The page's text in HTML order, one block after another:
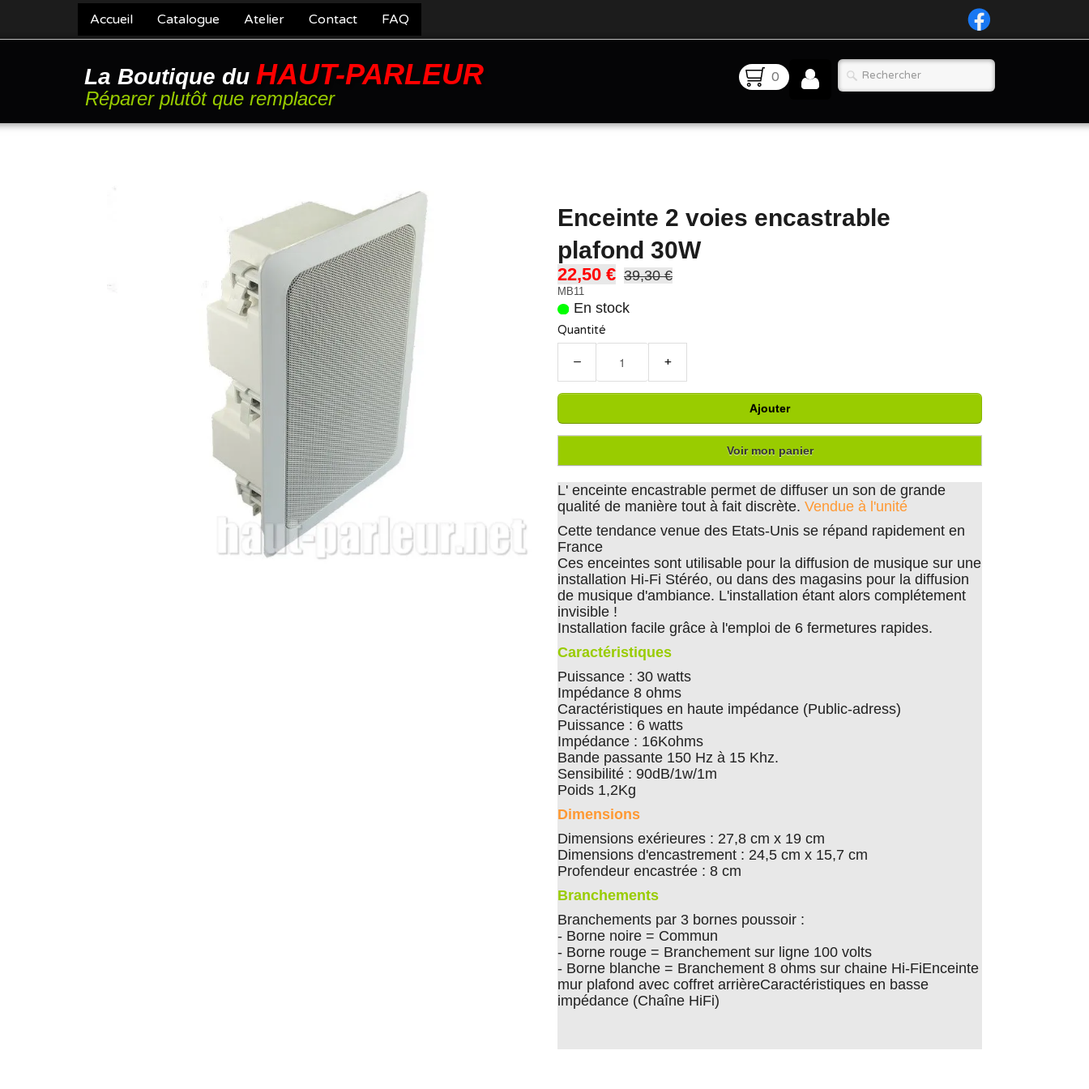
Accueil Catalogue Atelier Contact FAQ
La Boutique du HAUT-PARLEUR
Réparer plutôt que remplacer
0
Enceinte 2 voies encastrable
plafond 30W
22,50 € 39,30 €
MB11
En stock
Quantité
− +
Ajouter
Voir mon panier
L' enceinte encastrable permet de diffuser un son de grande
qualité de manière tout à fait discrète. Vendue à l'unité
Cette tendance venue des Etats-Unis se répand rapidement en
France
Ces enceintes sont utilisable pour la diffusion de musique sur une
installation Hi-Fi Stéréo, ou dans des magasins pour la diffusion
de musique d'ambiance. L'installation étant alors complétement
invisible !
Installation facile grâce à l'emploi de 6 fermetures rapides.
Caractéristiques
Puissance : 30 watts
Impédance 8 ohms
Caractéristiques en haute impédance (Public-adress)
Puissance : 6 watts
Impédance : 16Kohms
Bande passante 150 Hz à 15 Khz.
Sensibilité : 90dB/1w/1m
Poids 1,2Kg
Dimensions
Dimensions exérieures : 27,8 cm x 19 cm
Dimensions d'encastrement : 24,5 cm x 15,7 cm
Profendeur encastrée : 8 cm
Branchements
Branchements par 3 bornes poussoir :
- Borne noire = Commun
- Borne rouge = Branchement sur ligne 100 volts
- Borne blanche = Branchement 8 ohms sur chaine Hi-FiEnceinte
mur plafond avec coffret arrièreCaractéristiques en basse
impédance (Chaîne HiFi)